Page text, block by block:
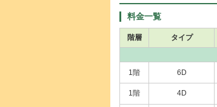
料金一覧
階層 タイプ
1階 6D
1階 4D